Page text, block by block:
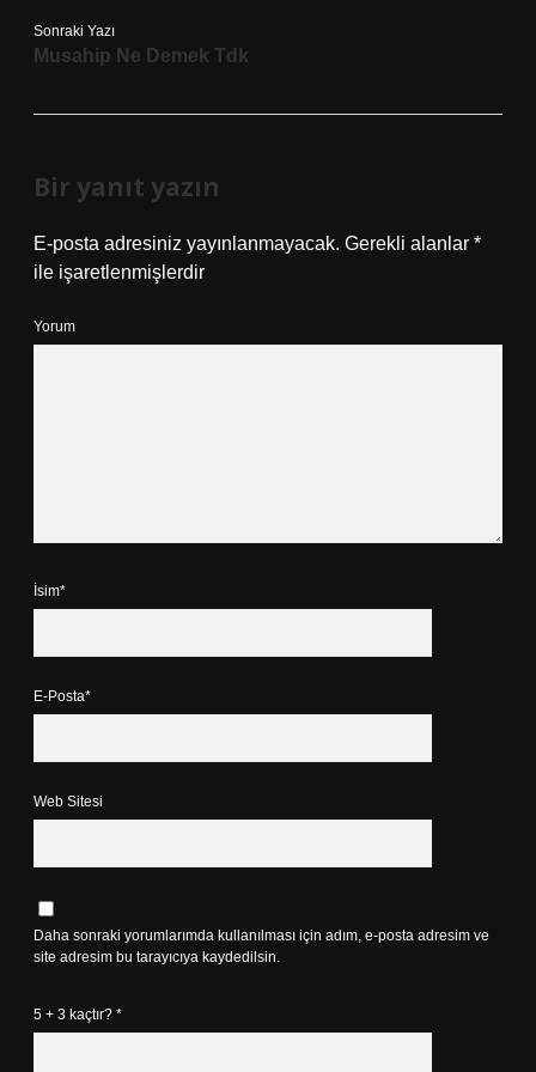
Sonraki Yazı
Musahip Ne Demek Tdk
Bir yanıt yazın
E-posta adresiniz yayınlanmayacak. Gerekli alanlar *
ile işaretlenmişlerdir
Yorum
İsim*
E-Posta*
Web Sitesi
Daha sonraki yorumlarımda kullanılması için adım, e-posta adresim ve
site adresim bu tarayıcıya kaydedilsin.
5 + 3 kaçtır? *